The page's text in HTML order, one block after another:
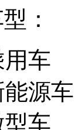
：
用车
能源车
型车